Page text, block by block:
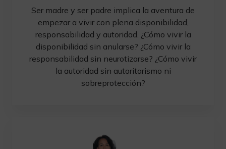
Ser madre y ser padre implica la aventura de
empezar a vivir con plena disponibilidad,
responsabilidad y autoridad. ¿Cómo vivir la
disponibilidad sin anularse? ¿Cómo vivir la
responsabilidad sin neurotizarse? ¿Cómo vivir
la autoridad sin autoritarismo ni
sobreprotección?